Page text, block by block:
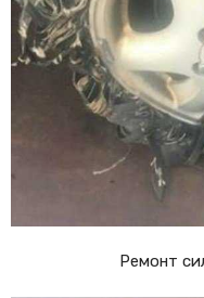
Ремонт